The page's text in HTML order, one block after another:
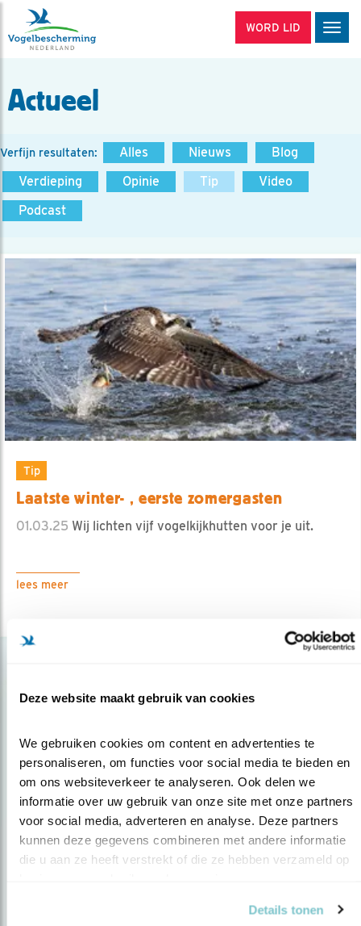
Deze website maakt gebruik van cookies
We gebruiken cookies om content en advertenties te
personaliseren, om functies voor social media te bieden en
om ons websiteverkeer te analyseren. Ook delen we
informatie over uw gebruik van onze site met onze partners
voor social media, adverteren en analyse. Deze partners
kunnen deze gegevens combineren met andere informatie
die u aan ze heeft verstrekt of die ze hebben verzameld op
Details tonen
WORD LID
Actueel
Verfijn resultaten: Alles Nieuws
Blog
Verdieping
Opinie Tip
Video
Podcast
Tip
Laatste winter- , eerste zomergasten
01.03.25 Wij lichten vijf vogelkijkhutten voor je uit.
lees meer
Op de hoogte blijven?
Meld je aan en ontvang nieuws, inspiratie, acties en tips
over vogels en activiteiten van Vogelbescherming.